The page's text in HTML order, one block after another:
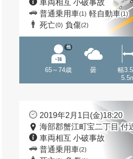
車両相互 小破事故
普通乗用車(1) 軽自動車(1)
死亡(0) 負傷(2)
65～74歳
他
曇
幅
2019年2月1日(金)18:20
海部郡蟹江町宝二丁目 付
車両相互 小破事故
普通乗用車(2)